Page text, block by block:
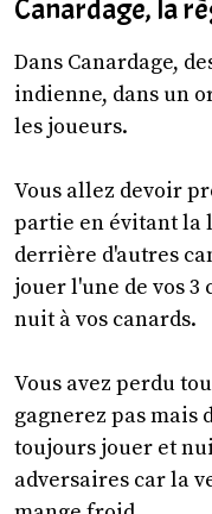
Canardage, la
Dans Canardage,
indienne, dans un
les joueurs.
Vous allez devoir
partie en évitant la
derrière d'autres
jouer l'une de vos 3
nuit à vos canards.
Vous avez perdu
gagnerez pas mais
toujours jouer et
adversaires car la